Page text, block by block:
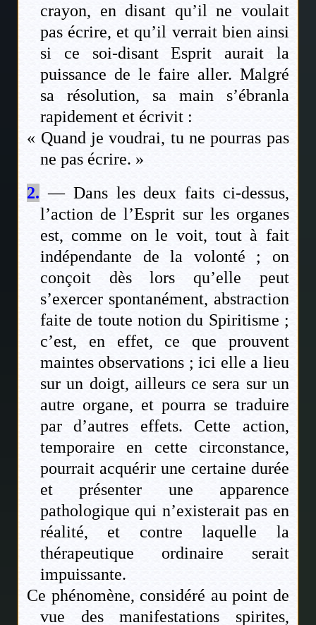
crayon, en disant qu’il ne voulait
pas écrire, et qu’il verrait bien ainsi
si ce soi-disant Esprit aurait la
puissance de le faire aller. Malgré
sa résolution, sa main s’ébranla
rapidement et écrivit :
« Quand je voudrai, tu ne pourras pas
ne pas écrire. »
2. — Dans les deux faits ci-dessus,
l’action de l’Esprit sur les organes
est, comme on le voit, tout à fait
indépendante de la volonté ; on
conçoit dès lors qu’elle peut
s’exercer spontanément, abstraction
faite de toute notion du Spiritisme ;
c’est, en effet, ce que prouvent
maintes observations ; ici elle a lieu
sur un doigt, ailleurs ce sera sur un
autre organe, et pourra se traduire
par d’autres effets. Cette action,
temporaire en cette circonstance,
pourrait acquérir une certaine durée
et présenter une apparence
pathologique qui n’existerait pas en
réalité, et contre laquelle la
thérapeutique ordinaire serait
impuissante.
Ce phénomène, considéré au point de
vue des manifestations spirites,